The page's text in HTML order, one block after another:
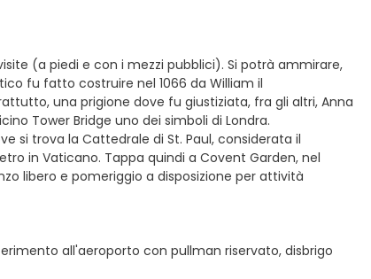
(a piedi e con i mezzi pubblici). Si potrà ammirare,
fu fatto costruire nel 1066 da William il
una prigione dove fu giustiziata, fra gli altri, Anna
Tower Bridge uno dei simboli di Londra.
si trova la Cattedrale di St. Paul, considerata il
in Vaticano. Tappa quindi a Covent Garden, nel
libero e pomeriggio a disposizione per attività
all'aeroporto con pullman riservato, disbrigo